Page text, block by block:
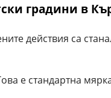
градини в
действия са
е стандартна